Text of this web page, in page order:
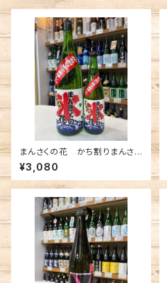
まんさくの花 かち割りまんさ
く 吟醸一度火入原酒 1800
ml
¥3,080